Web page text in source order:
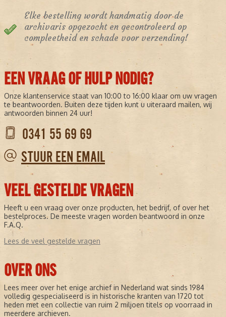
Elke bestelling wordt handmatig door de
archivaris opgezocht en gecontroleerd op
compleetheid en schade voor verzending!
EEN VRAAG OF HULP NODIG?
Onze klantenservice staat van 10:00 to 16:00 klaar om uw vragen
te beantwoorden. Buiten deze tijden kunt u uiteraard mailen, wij
antwoorden binnen 24 uur!
0341 55 69 69
STUUR EEN EMAIL
VEEL GESTELDE VRAGEN
Heeft u een vraag over onze producten, het bedrijf, of over het
bestelproces. De meeste vragen worden beantwoord in onze
F.A.Q.
Lees de veel gestelde vragen
OVER ONS
Lees meer over het enige archief in Nederland wat sinds 1984
volledig gespecialiseerd is in historische kranten van 1720 tot
heden met een collectie van ruim 2 miljoen titels op voorraad in
meerdere archieven.